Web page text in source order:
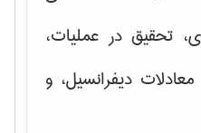
تحقیق در عملیات،
دیفرانسیل، و